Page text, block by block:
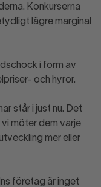
Konkurserna
lägre marginal
i form av
och hyror.
står i just nu. Det
möter dem varje
mer eller
företag är inget